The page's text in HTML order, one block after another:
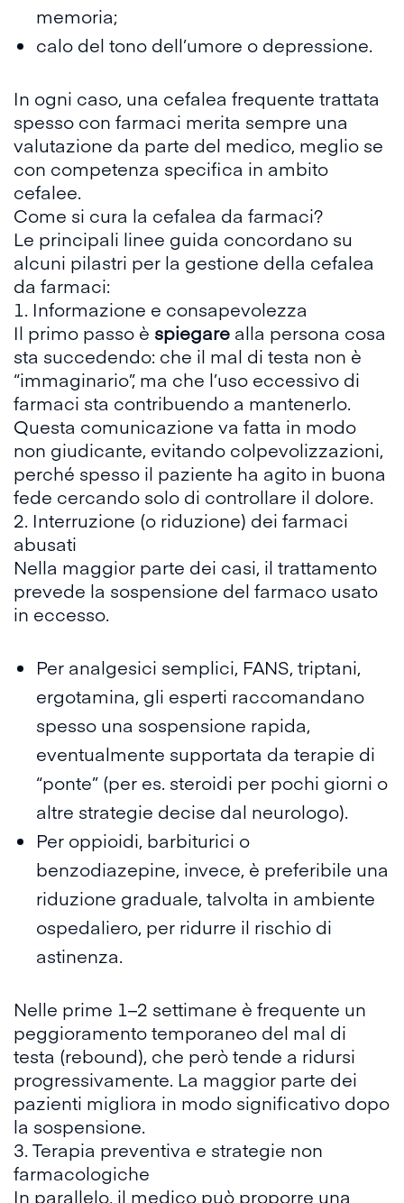
memoria;
calo del tono dell’umore o depressione.
In ogni caso, una cefalea frequente trattata
spesso con farmaci merita sempre una
valutazione da parte del medico, meglio se
con competenza specifica in ambito
cefalee.
Come si cura la cefalea da farmaci?
Le principali linee guida concordano su
alcuni pilastri per la gestione della cefalea
da farmaci:
1. Informazione e consapevolezza
Il primo passo è spiegare alla persona cosa
sta succedendo: che il mal di testa non è
“immaginario”, ma che l’uso eccessivo di
farmaci sta contribuendo a mantenerlo.
Questa comunicazione va fatta in modo
non giudicante, evitando colpevolizzazioni,
perché spesso il paziente ha agito in buona
fede cercando solo di controllare il dolore.
2. Interruzione (o riduzione) dei farmaci
abusati
Nella maggior parte dei casi, il trattamento
prevede la sospensione del farmaco usato
in eccesso.
Per analgesici semplici, FANS, triptani,
ergotamina, gli esperti raccomandano
spesso una sospensione rapida,
eventualmente supportata da terapie di
“ponte” (per es. steroidi per pochi giorni o
altre strategie decise dal neurologo).
Per oppioidi, barbiturici o
benzodiazepine, invece, è preferibile una
riduzione graduale, talvolta in ambiente
ospedaliero, per ridurre il rischio di
astinenza.
Nelle prime 1–2 settimane è frequente un
peggioramento temporaneo del mal di
testa (rebound), che però tende a ridursi
progressivamente. La maggior parte dei
pazienti migliora in modo significativo dopo
la sospensione.
3. Terapia preventiva e strategie non
farmacologiche
In parallelo, il medico può proporre una